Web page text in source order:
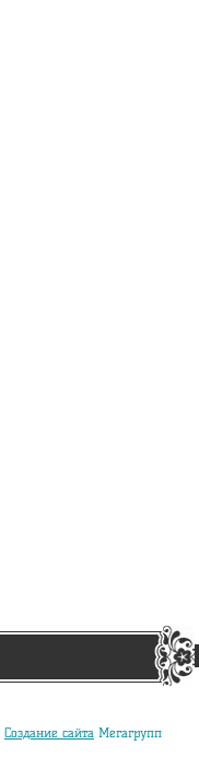
Создание сайта Мегагрупп